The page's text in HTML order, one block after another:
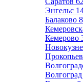
Энгельс
Балаково
Кемерово
Волгоград